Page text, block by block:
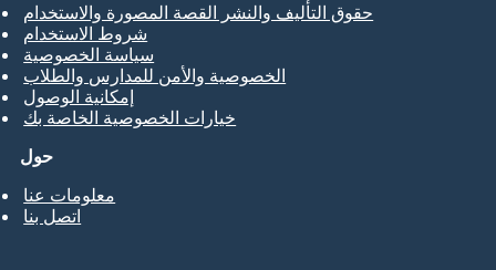
حول
معلومات عنا
اتصل بنا
حقوق التأليف والنشر القصة المصورة والاستخدام
شروط الاستخدام
سياسة الخصوصية
الخصوصية والأمن للمدارس والطلاب
إمكانية الوصول
خيارات الخصوصية الخاصة بك